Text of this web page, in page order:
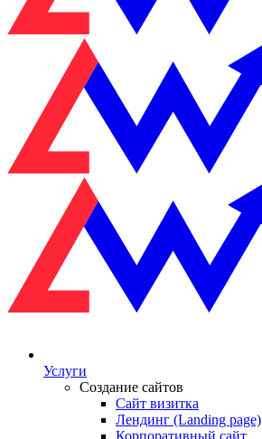
Услуги
Создание сайтов
Сайт визитка
Лендинг (Landing page)
Корпоративный сайт